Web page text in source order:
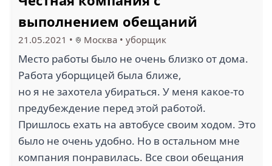
выполнением обещаний
21.05.2021 • Москва • уборщик
Место работы было не очень близко от дома.
Работа уборщицей была ближе,
но я не захотела убираться. У меня какое-то
предубеждение перед этой работой.
Пришлось ехать на автобусе своим ходом. Это
было не очень удобно. Но в остальном мне
компания понравилась. Все свои обещания